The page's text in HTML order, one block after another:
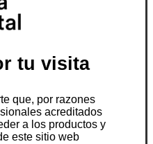
tu visita
que, por razones
acreditados
a los productos y
este sitio web